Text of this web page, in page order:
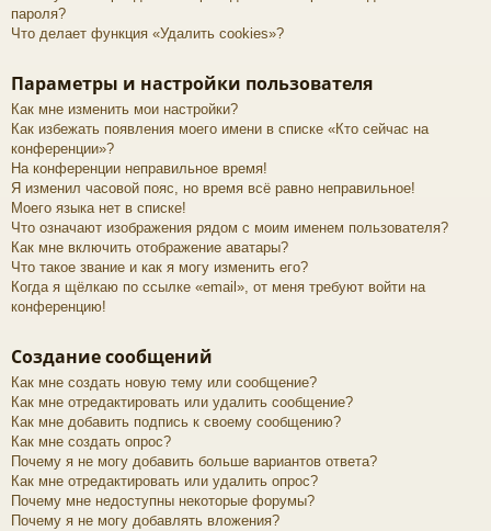
ов
е
ан
ие
C
S
U
пароля?
Что делает функция «Удалить cookies»?
Параметры и настройки пользователя
Как мне изменить мои настройки?
Как избежать появления моего имени в списке «Кто сейчас на
конференции»?
На конференции неправильное время!
Я изменил часовой пояс, но время всё равно неправильное!
Моего языка нет в списке!
Что означают изображения рядом с моим именем пользователя?
Как мне включить отображение аватары?
Что такое звание и как я могу изменить его?
Когда я щёлкаю по ссылке «email», от меня требуют войти на
конференцию!
Создание сообщений
Как мне создать новую тему или сообщение?
Как мне отредактировать или удалить сообщение?
Как мне добавить подпись к своему сообщению?
Как мне создать опрос?
Почему я не могу добавить больше вариантов ответа?
Как мне отредактировать или удалить опрос?
Почему мне недоступны некоторые форумы?
Почему я не могу добавлять вложения?